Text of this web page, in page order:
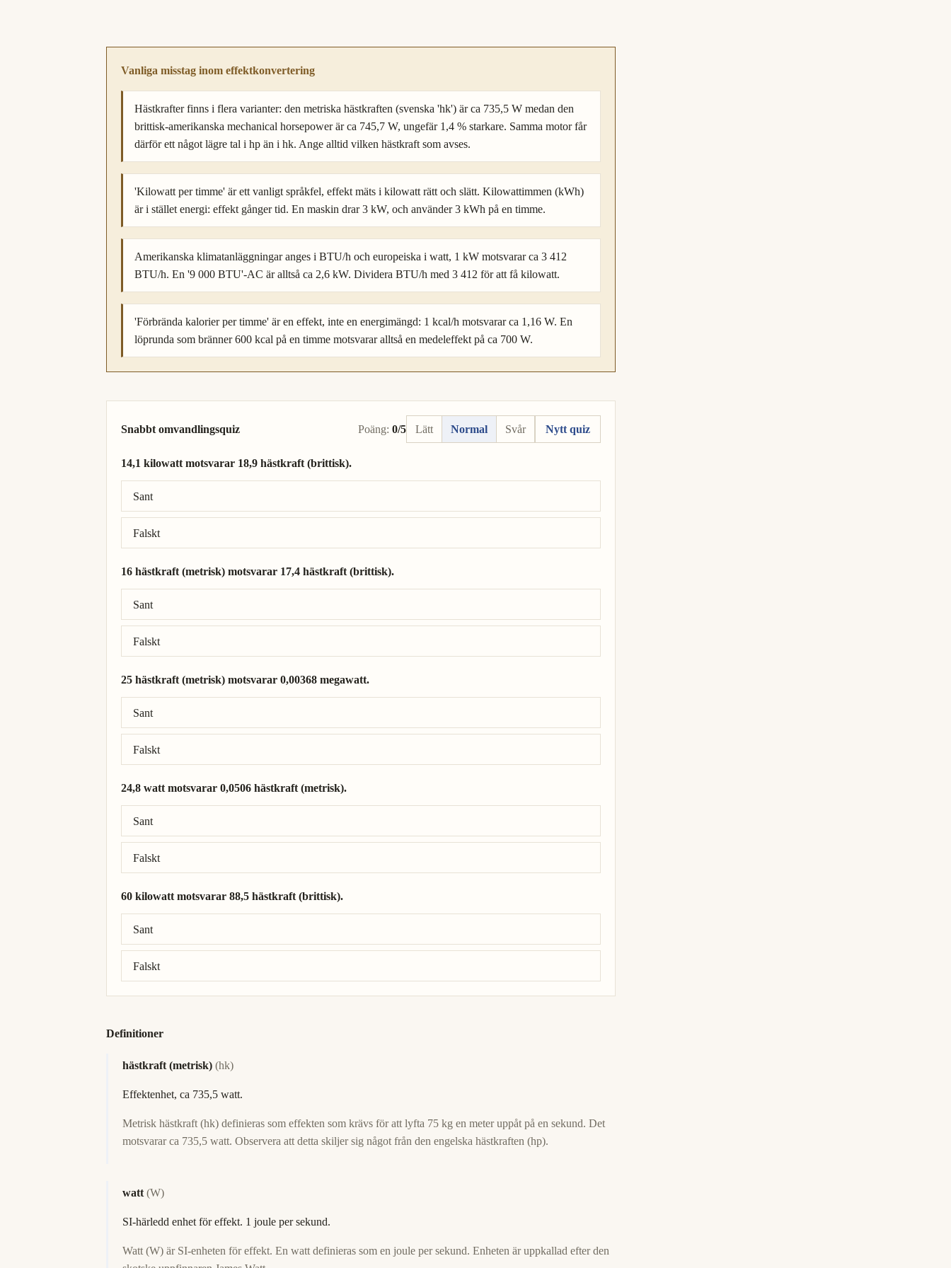
Vanliga misstag inom effektkonvertering
Hästkrafter finns i flera varianter: den metriska hästkraften (svenska 'hk') är ca 735,5 W medan den
brittisk-amerikanska mechanical horsepower är ca 745,7 W, ungefär 1,4 % starkare. Samma motor får
därför ett något lägre tal i hp än i hk. Ange alltid vilken hästkraft som avses.
'Kilowatt per timme' är ett vanligt språkfel, effekt mäts i kilowatt rätt och slätt. Kilowattimmen (kWh)
är i stället energi: effekt gånger tid. En maskin drar 3 kW, och använder 3 kWh på en timme.
Amerikanska klimatanläggningar anges i BTU/h och europeiska i watt, 1 kW motsvarar ca 3 412
BTU/h. En '9 000 BTU'-AC är alltså ca 2,6 kW. Dividera BTU/h med 3 412 för att få kilowatt.
'Förbrända kalorier per timme' är en effekt, inte en energimängd: 1 kcal/h motsvarar ca 1,16 W. En
löprunda som bränner 600 kcal på en timme motsvarar alltså en medeleffekt på ca 700 W.
Snabbt omvandlingsquiz Poäng: 0/5 Lätt Normal Svår Nytt quiz
14,1 kilowatt motsvarar 18,9 hästkraft (brittisk).
Sant
Falskt
Rätt svar: 14,1 kilowatt = 18,9 hästkraft (brittisk).
16 hästkraft (metrisk) motsvarar 17,4 hästkraft (brittisk).
Sant
Falskt
Rätt svar: 16 hästkraft (metrisk) = 15,8 hästkraft (brittisk).
25 hästkraft (metrisk) motsvarar 0,00368 megawatt.
Sant
Falskt
Rätt svar: 25 hästkraft (metrisk) = 0,0184 megawatt.
24,8 watt motsvarar 0,0506 hästkraft (metrisk).
Sant
Falskt
Rätt svar: 24,8 watt = 0,0337 hästkraft (metrisk).
60 kilowatt motsvarar 88,5 hästkraft (brittisk).
Sant
Falskt
Rätt svar: 60 kilowatt = 80,5 hästkraft (brittisk).
Definitioner
hästkraft (metrisk) (hk)
Effektenhet, ca 735,5 watt.
Metrisk hästkraft (hk) definieras som effekten som krävs för att lyfta 75 kg en meter uppåt på en sekund. Det
motsvarar ca 735,5 watt. Observera att detta skiljer sig något från den engelska hästkraften (hp).
watt (W)
SI-härledd enhet för effekt. 1 joule per sekund.
Watt (W) är SI-enheten för effekt. En watt definieras som en joule per sekund. Enheten är uppkallad efter den